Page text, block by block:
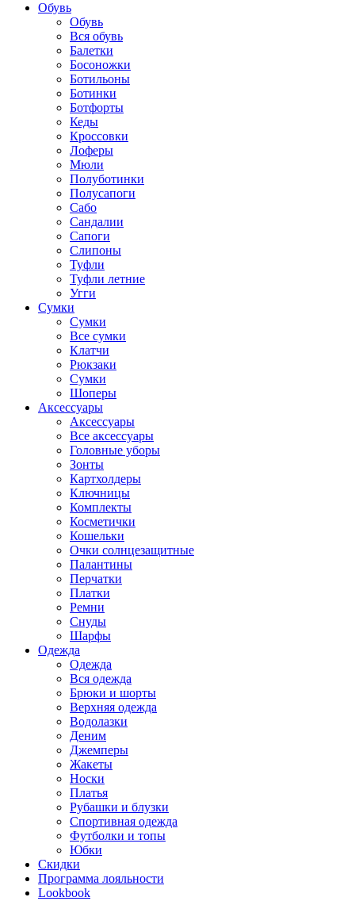
Обувь
Обувь
Вся обувь
Балетки
Босоножки
Ботильоны
Ботинки
Ботфорты
Кеды
Кроссовки
Лоферы
Мюли
Полуботинки
Полусапоги
Сабо
Сандалии
Сапоги
Слипоны
Туфли
Туфли летние
Угги
Сумки
Сумки
Все сумки
Клатчи
Рюкзаки
Сумки
Шоперы
Аксессуары
Аксессуары
Все аксессуары
Головные уборы
Зонты
Картхолдеры
Ключницы
Комплекты
Косметички
Кошельки
Очки солнцезащитные
Палантины
Перчатки
Платки
Ремни
Снуды
Шарфы
Одежда
Одежда
Вся одежда
Брюки и шорты
Верхняя одежда
Водолазки
Деним
Джемперы
Жакеты
Носки
Платья
Рубашки и блузки
Спортивная одежда
Футболки и топы
Юбки
Скидки
Программа лояльности
Lookbook